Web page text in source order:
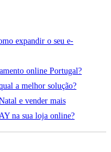
expandir o seu e-
online Portugal?
a melhor solução?
e vender mais
na sua loja online?